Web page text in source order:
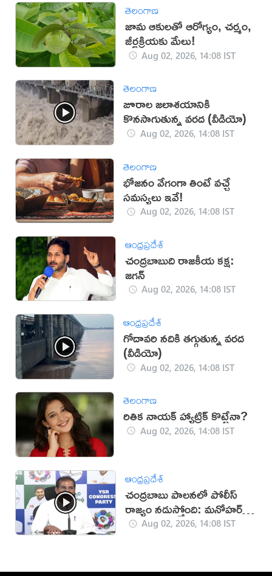
తెలంగాణ
జామ ఆకులతో ఆరోగ్యం, చర్మం,
జీర్ణక్రియకు మేలు!
Aug 02, 2026, 14:08 IST
తెలంగాణ
జూరాల జలాశయానికి
కొనసాగుతున్న వరద (వీడియో)
Aug 02, 2026, 14:08 IST
తెలంగాణ
భోజనం వేగంగా తింటే వచ్చే
సమస్యలు ఇవే!
Aug 02, 2026, 14:08 IST
ఆంధ్రప్రదేశ్
చంద్రబాబుది రాజకీయ కక్ష:
జగన్
Aug 02, 2026, 14:08 IST
ఆంధ్రప్రదేశ్
గోదావరి నదికి తగ్గుతున్న వరద
(వీడియో)
Aug 02, 2026, 14:08 IST
తెలంగాణ
రితిక నాయక్ హ్యాట్రిక్ కొట్టేనా?
Aug 02, 2026, 14:08 IST
ఆంధ్రప్రదేశ్
చంద్రబాబు పాలనలో పోలీస్
రాజ్యం నడుస్తోంది: మనోహర్
రెడ్డి Aug 02, 2026, 14:08 IST